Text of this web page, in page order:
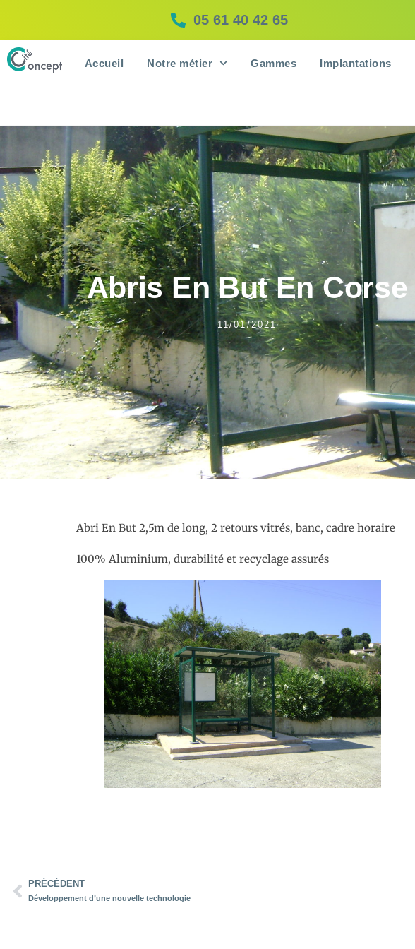
05 61 40 42 65
Accueil Notre métier Gammes Implantations
Abris En But En Corse
11/01/2021
Abri En But 2,5m de long, 2 retours vitrés, banc, cadre horaire
100% Aluminium, durabilité et recyclage assurés
PRÉCÉDENT
Développement d’une nouvelle technologie